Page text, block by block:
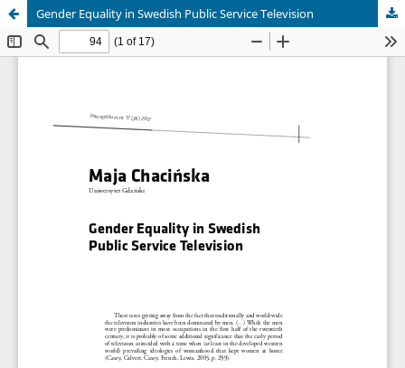
Gender Equality in Swedish Public Service Television